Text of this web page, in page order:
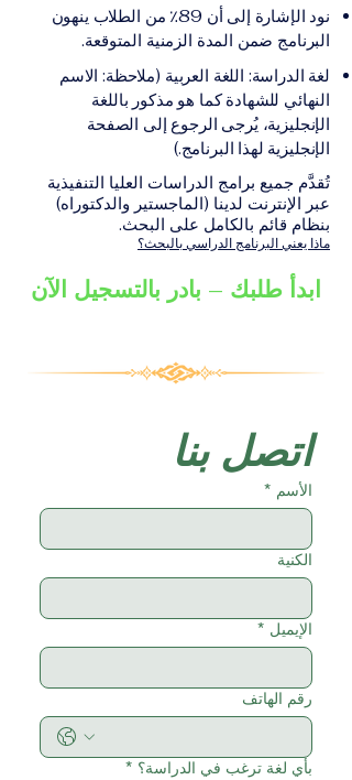
الإلكترونيقد يُطلب تقديم
مستندات إضافية حسب
البرنامج والمؤسسة التعليمية
الأكاديمية المناسبة للبرنامج،
والتي تصدر عن المؤسسة
التعليمية المسؤولة عن تقديم
البرنامج ضمن شبكة VBNN
Smart Education Group.
نود الإشارة إلى أن 89٪ من الطلاب ينهون
البرنامج ضمن المدة الزمنية المتوقعة.
لغة الدراسة: اللغة العربية (ملاحظة: الاسم
النهائي للشهادة كما هو مذكور باللغة
الإنجليزية، يُرجى الرجوع إلى الصفحة
الإنجليزية لهذا البرنامج.)
تُقدَّم جميع برامج الدراسات العليا التنفيذية
عبر الإنترنت لدينا (الماجستير والدكتوراه)
بنظام قائم بالكامل على البحث.
ماذا يعني البرنامج الدراسي بالبحث؟
ابدأ طلبك – بادر بالتسجيل الآن
اتصل بنا
الأسم *
الكنية
الإيميل *
رقم الهاتف
بأي لغة ترغب في الدراسة؟ *